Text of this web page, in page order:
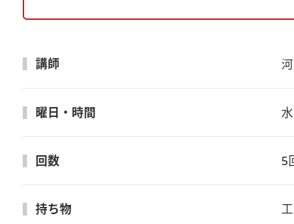
講師
曜日・時間
回数 5
持ち物